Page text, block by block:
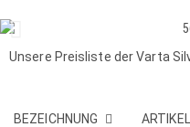
Unsere Preisliste der Varta
BEZEICHNUNG